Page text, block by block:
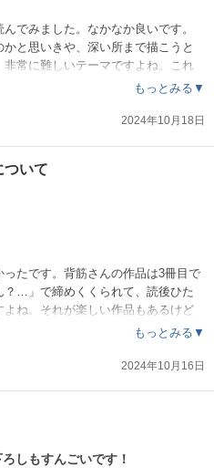
でみました。なかなか良いです。
と思いきや、深い所まで描こうと
常に難しいテーマですよね。これ
ごい良作になりますね。過去に「
んでしょうね。でも描ききれず自爆
もっとみる▼
2024年10月18日
ついて
たです。背筋さんの作品は3冊目で
？…」で締めくくられて、読後ひた
ね。それが楽しい作品もあるけど
せてほしいなぁと読む度にいつも
なんだろうな。
もっとみる▼
2024年10月16日
しもすんごいです！